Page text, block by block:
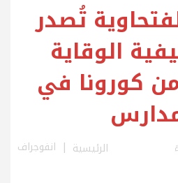
تُصدر
الوقاية
كورونا في
الرئيسية انفوجراف